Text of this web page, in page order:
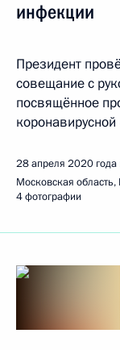
инфекции
Президент
совещание с
посвящённое
28 апреля 2020 года
Московская
4 фотографии